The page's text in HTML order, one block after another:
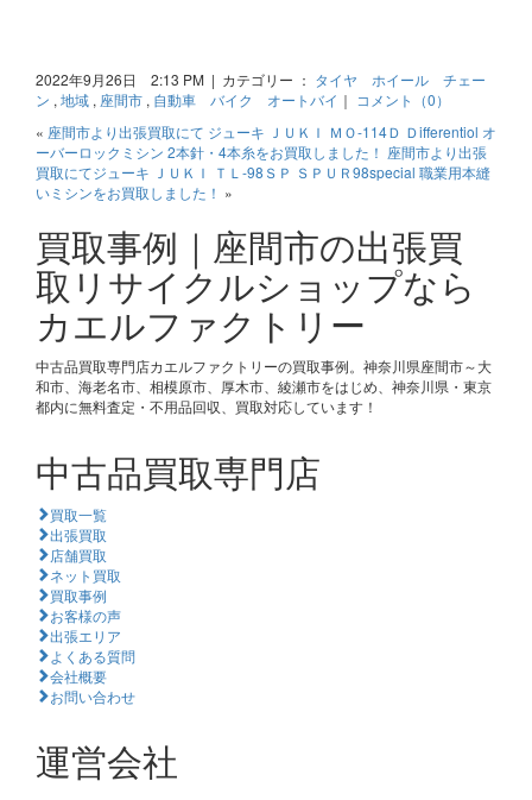
2022年9月26日 2:13 PM | カテゴリー ： タイヤ ホイール チェー
ン , 地域 , 座間市 , 自動車 バイク オートバイ ｜ コメント（0）
« 座間市より出張買取にて ジューキ ＪＵＫＩ ＭＯ-114Ｄ Ｄifferentiol オ
ーバーロックミシン 2本針・4本糸をお買取しました！ 座間市より出張
買取にてジューキ ＪＵＫＩ ＴＬ-98ＳＰ ＳＰＵＲ98special 職業用本縫
いミシンをお買取しました！ »
買取事例｜座間市の出張買
取リサイクルショップなら
カエルファクトリー
中古品買取専門店カエルファクトリーの買取事例。神奈川県座間市～大
和市、海老名市、相模原市、厚木市、綾瀬市をはじめ、神奈川県・東京
都内に無料査定・不用品回収、買取対応しています！
中古品買取専門店
買取一覧
出張買取
店舗買取
ネット買取
買取事例
お客様の声
出張エリア
よくある質問
会社概要
お問い合わせ
運営会社